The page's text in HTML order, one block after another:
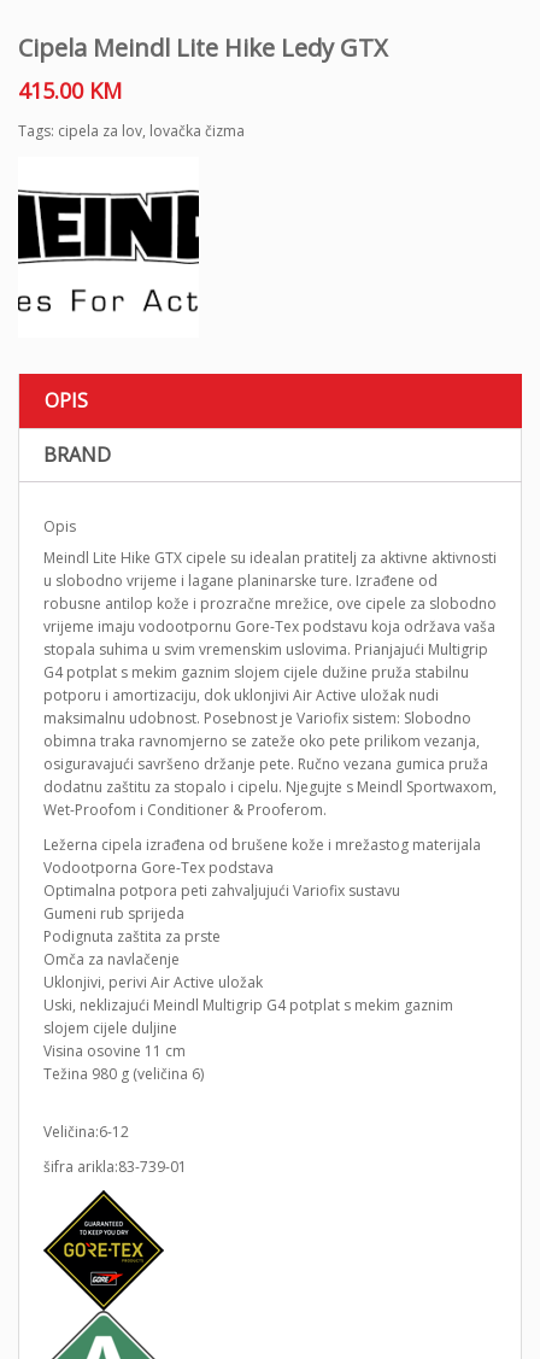
Cipela Meindl Lite Hike Ledy GTX
415.00 KM
Tags: cipela za lov, lovačka čizma
OPIS
BRAND
Opis
Meindl Lite Hike GTX cipele su idealan pratitelj za aktivne aktivnosti
u slobodno vrijeme i lagane planinarske ture. Izrađene od
robusne antilop kože i prozračne mrežice, ove cipele za slobodno
vrijeme imaju vodootpornu Gore-Tex podstavu koja održava vaša
stopala suhima u svim vremenskim uslovima. Prianjajući Multigrip
G4 potplat s mekim gaznim slojem cijele dužine pruža stabilnu
potporu i amortizaciju, dok uklonjivi Air Active uložak nudi
maksimalnu udobnost. Posebnost je Variofix sistem: Slobodno
obimna traka ravnomjerno se zateže oko pete prilikom vezanja,
osiguravajući savršeno držanje pete. Ručno vezana gumica pruža
dodatnu zaštitu za stopalo i cipelu. Njegujte s Meindl Sportwaxom,
Wet-Proofom i Conditioner & Prooferom.
Ležerna cipela izrađena od brušene kože i mrežastog materijala
Vodootporna Gore-Tex podstava
Optimalna potpora peti zahvaljujući Variofix sustavu
Gumeni rub sprijeda
Podignuta zaštita za prste
Omča za navlačenje
Uklonjivi, perivi Air Active uložak
Uski, neklizajući Meindl Multigrip G4 potplat s mekim gaznim
slojem cijele duljine
Visina osovine 11 cm
Težina 980 g (veličina 6)
Veličina:6-12
šifra arikla:83-739-01